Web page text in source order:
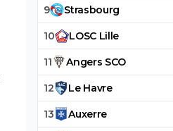
9 Strasbourg
10 LOSC Lille
11 Angers SCO
12 Le Havre
13 Auxerre